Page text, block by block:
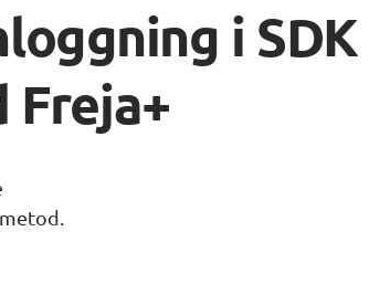
i SDK
Freja+